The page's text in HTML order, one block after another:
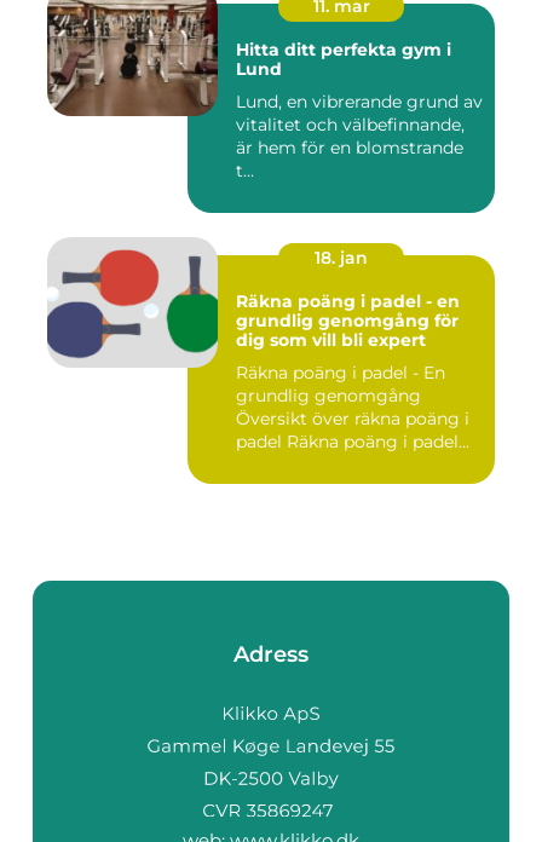
11. mar
Hitta ditt perfekta gym i
Lund
Lund, en vibrerande grund av
vitalitet och välbefinnande,
är hem för en blomstrande
t...
18. jan
Räkna poäng i padel - en
grundlig genomgång för
dig som vill bli expert
Räkna poäng i padel - En
grundlig genomgång
Översikt över räkna poäng i
padel Räkna poäng i padel...
Adress